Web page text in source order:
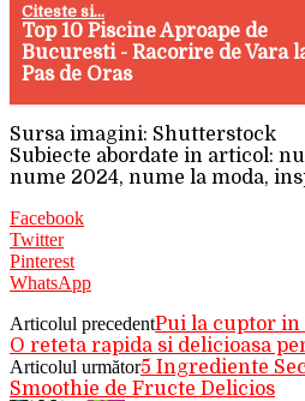
Citeste si...
Top 10 Piscine Aproape de
Bucuresti - Racorire de Vara
Pas de Oras
Sursa imagini: Shutterstock
Subiecte abordate in articol:
nume 2024, nume la moda,
Facebook
Twitter
Pinterest
WhatsApp
Articolul precedentPui la cuptor in
O reteta rapida si delicioasa
Articolul următor5 Ingrediente
Smoothie de Fructe Delicios